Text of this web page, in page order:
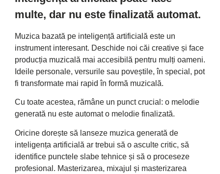
multe, dar nu este finalizată automat.
Muzica bazată pe inteligență artificială este un
instrument interesant. Deschide noi căi creative și face
producția muzicală mai accesibilă pentru mulți oameni.
Ideile personale, versurile sau poveștile, în special, pot
fi transformate mai rapid în formă muzicală.
Cu toate acestea, rămâne un punct crucial: o melodie
generată nu este automat o melodie finalizată.
Oricine dorește să lanseze muzica generată de
inteligența artificială ar trebui să o asculte critic, să
identifice punctele slabe tehnice și să o proceseze
profesional. Masterizarea, mixajul și masterizarea